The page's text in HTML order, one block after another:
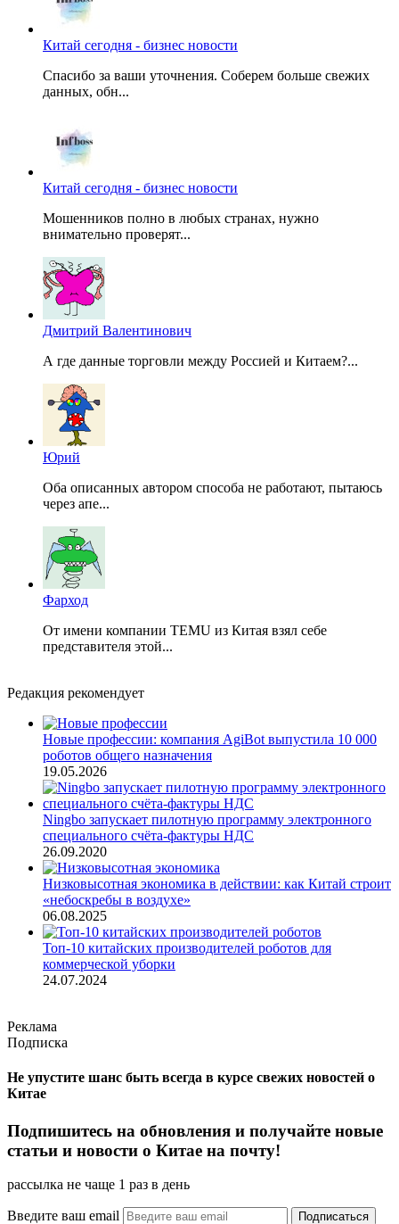
Китай сегодня - бизнес новости
Спасибо за ваши уточнения. Соберем больше свежих
данных, обн...
Китай сегодня - бизнес новости
Мошенников полно в любых странах, нужно
внимательно проверят...
Дмитрий Валентинович
А где данные торговли между Россией и Китаем?...
Юрий
Оба описанных автором способа не работают, пытаюсь
через апе...
Фарход
От имени компании TEMU из Китая взял себе
представителя этой...
Редакция рекомендует
Новые профессии: компания AgiBot выпустила 10 000
роботов общего назначения
19.05.2026
Ningbo запускает пилотную программу электронного
специального счёта-фактуры НДС
26.09.2020
Низковысотная экономика в действии: как Китай строит
«небоскребы в воздухе»
06.08.2025
Топ-10 китайских производителей роботов для
коммерческой уборки
24.07.2024
Реклама
Подписка
Не упустите шанс быть всегда в курсе свежих новостей о
Китае
Подпишитесь на обновления и получайте новые
статьи и новости о Китае на почту!
рассылка не чаще 1 раз в день
Введите ваш email